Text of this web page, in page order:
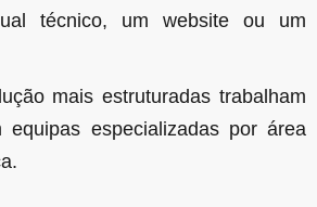
técnico, um website ou um
mais estruturadas trabalham
equipas especializadas por área